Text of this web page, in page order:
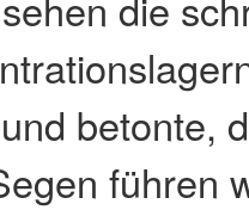
betonte,
führen